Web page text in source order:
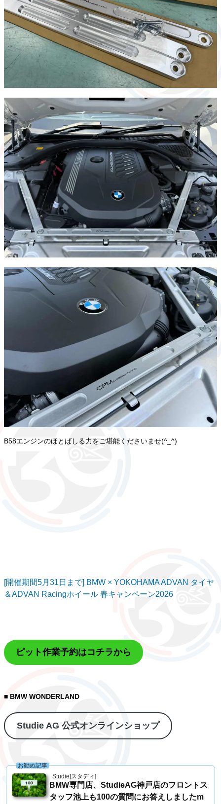
B58エンジンのほとばしる力をご堪能くださいませ(^_^)
[開催期間5月31日まで] BMW × YOKOHAMA ADVAN タイヤ
＆ADVAN Racingホイール 春キャンペーン2026
ピット作業予約はコチラから
■ BMW WONDERLAND
Studie AG 公式オンラインショップ
Studie[スタディ]
お勧め記事
BMW専門店、StudieAG神戸店のフロントス
タッフ池上も100の質問にお答えしましたm